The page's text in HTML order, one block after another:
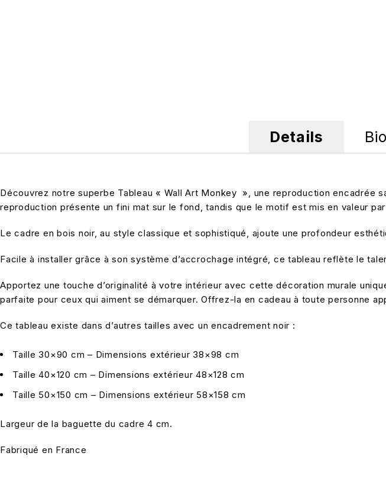
Details
Découvrez notre superbe Tableau « Wall Art Monkey », une reproduction encadrée
reproduction présente un fini mat sur le fond, tandis que le motif est mis en valeur
Le cadre en bois noir, au style classique et sophistiqué, ajoute une profondeur
Facile à installer grâce à son système d’accrochage intégré, ce tableau reflète le
Apportez une touche d’originalité à votre intérieur avec cette décoration murale
parfaite pour ceux qui aiment se démarquer. Offrez-la en cadeau à toute personne
Ce tableau existe dans d’autres tailles avec un encadrement noir :
Taille 30×90 cm – Dimensions extérieur 38×98 cm
Taille 40×120 cm – Dimensions extérieur 48×128 cm
Taille 50×150 cm – Dimensions extérieur 58×158 cm
Largeur de la baguette du cadre 4 cm.
Fabriqué en France